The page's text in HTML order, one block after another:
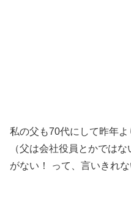
私の父も70代にして昨年
（父は会社役員とかではな
がない！ って、言いきれ